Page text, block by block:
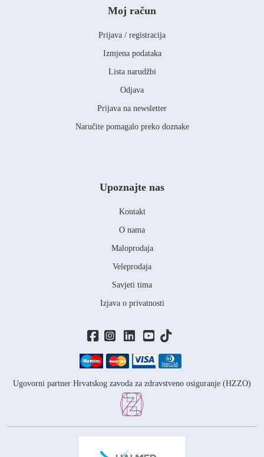
Moj račun
Prijava / registracija
Izmjena podataka
Lista narudžbi
Odjava
Prijava na newsletter
Naručite pomagalo preko doznake
Ugovorni partner Hrvatskog zavoda za zdravstveno osiguranje (HZZO)
Upoznajte nas
Kontakt
O nama
Maloprodaja
Veleprodaja
Savjeti tima
Izjava o privatnosti